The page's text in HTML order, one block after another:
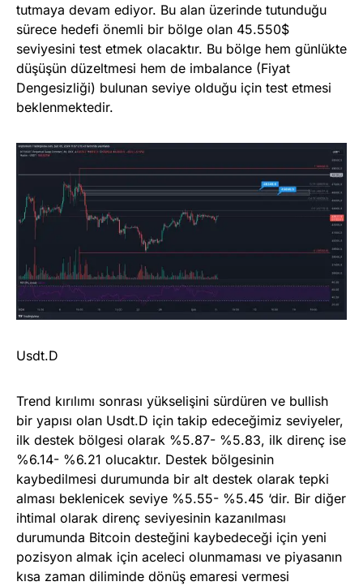
tutmaya devam ediyor. Bu alan üzerinde tutunduğu
sürece hedefi önemli bir bölge olan 45.550$
seviyesini test etmek olacaktır. Bu bölge hem günlükte
düşüşün düzeltmesi hem de imbalance (Fiyat
Dengesizliği) bulunan seviye olduğu için test etmesi
beklenmektedir.
Usdt.D
Trend kırılımı sonrası yükselişini sürdüren ve bullish
bir yapısı olan Usdt.D için takip edeceğimiz seviyeler,
ilk destek bölgesi olarak %5.87- %5.83, ilk direnç ise
%6.14- %6.21 olucaktır. Destek bölgesinin
kaybedilmesi durumunda bir alt destek olarak tepki
alması beklenicek seviye %5.55- %5.45 ‘dir. Bir diğer
ihtimal olarak direnç seviyesinin kazanılması
durumunda Bitcoin desteğini kaybedeceği için yeni
pozisyon almak için aceleci olunmaması ve piyasanın
kısa zaman diliminde dönüş emaresi vermesi